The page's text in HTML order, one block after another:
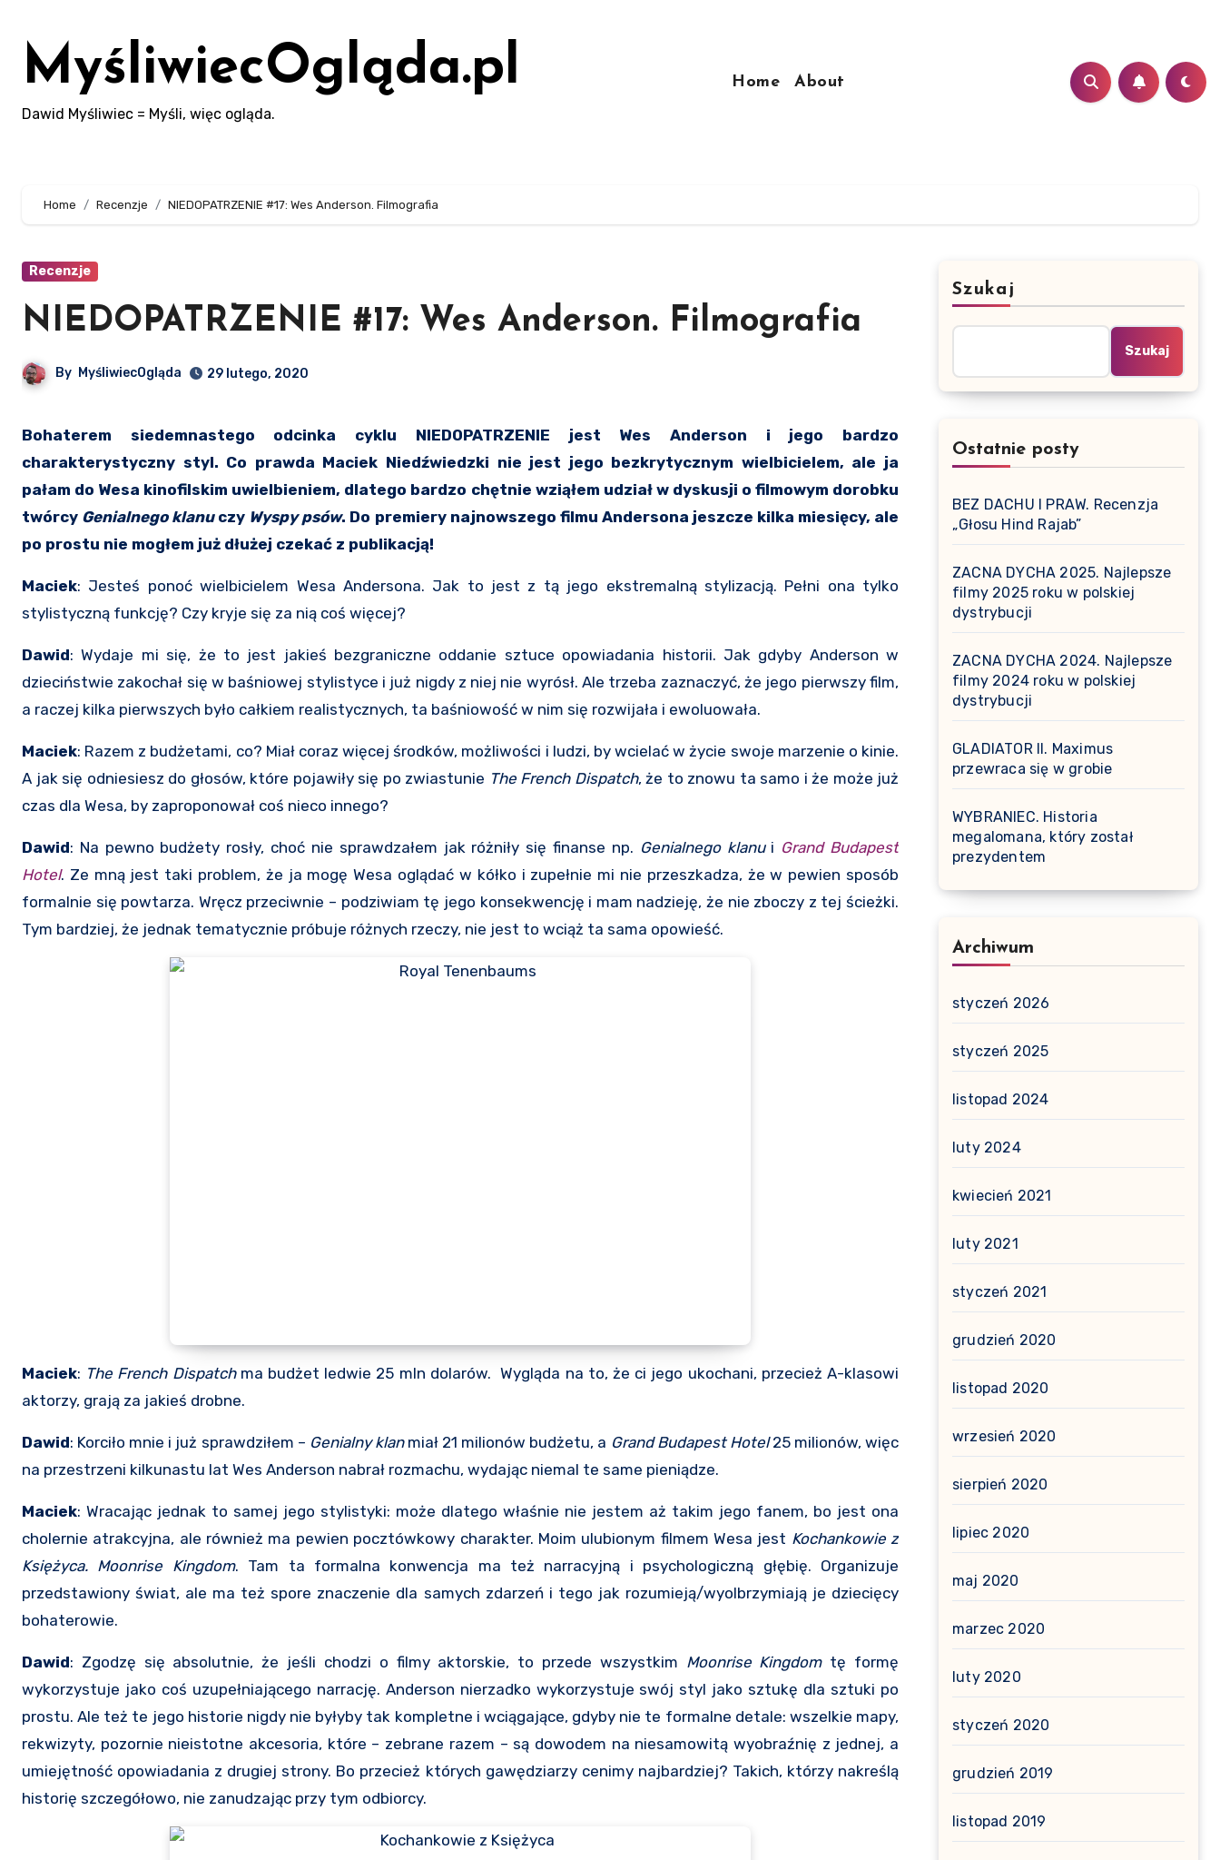
contentMyśliwiecOgląda.pl
Dawid Myśliwiec = Myśli, więc ogląda.
Home About
Home Recenzje NIEDOPATRZENIE #17: Wes Anderson. Filmografia
Recenzje
NIEDOPATRZENIE #17: Wes Anderson. Filmografia
By MyśliwiecOgląda 29 lutego, 2020
Bohaterem siedemnastego odcinka cyklu NIEDOPATRZENIE jest Wes Anderson i jego bardzo
charakterystyczny styl. Co prawda Maciek Niedźwiedzki nie jest jego bezkrytycznym wielbicielem, ale ja
pałam do Wesa kinofilskim uwielbieniem, dlatego bardzo chętnie wziąłem udział w dyskusji o filmowym dorobku
twórcy Genialnego klanuczy Wyspy psów. Do premiery najnowszego filmu Andersona jeszcze kilka miesięcy, ale
po prostu nie mogłem już dłużej czekać z publikacją!
Maciek: Jesteś ponoć wielbicielem Wesa Andersona. Jak to jest z tą jego ekstremalną stylizacją. Pełni ona tylko
stylistyczną funkcję? Czy kryje się za nią coś więcej?
Dawid: Wydaje mi się, że to jest jakieś bezgraniczne oddanie sztuce opowiadania historii. Jak gdyby Anderson w
dzieciństwie zakochał się w baśniowej stylistyce i już nigdy z niej nie wyrósł. Ale trzeba zaznaczyć, że jego pierwszy film,
a raczej kilka pierwszych było całkiem realistycznych, ta baśniowość w nim się rozwijała i ewoluowała.
Maciek: Razem z budżetami, co? Miał coraz więcej środków, możliwości i ludzi, by wcielać w życie swoje marzenie o kinie.
A jak się odniesiesz do głosów, które pojawiły się po zwiastunie The French Dispatch, że to znowu ta samo i że może już
czas dla Wesa, by zaproponował coś nieco innego?
Dawid: Na pewno budżety rosły, choć nie sprawdzałem jak różniły się finanse np. Genialnego klanui Grand Budapest
Hotel. Ze mną jest taki problem, że ja mogę Wesa oglądać w kółko i zupełnie mi nie przeszkadza, że w pewien sposób
formalnie się powtarza. Wręcz przeciwnie – podziwiam tę jego konsekwencję i mam nadzieję, że nie zboczy z tej ścieżki.
Tym bardziej, że jednak tematycznie próbuje różnych rzeczy, nie jest to wciąż ta sama opowieść.
Maciek: The French Dispatchma budżet ledwie 25 mln dolarów. Wygląda na to, że ci jego ukochani, przecież A-klasowi
aktorzy, grają za jakieś drobne.
Dawid: Korciło mnie i już sprawdziłem – Genialny klanmiał 21 milionów budżetu, a Grand Budapest Hotel25 milionów, więc
na przestrzeni kilkunastu lat Wes Anderson nabrał rozmachu, wydając niemal te same pieniądze.
Maciek: Wracając jednak to samej jego stylistyki: może dlatego właśnie nie jestem aż takim jego fanem, bo jest ona
cholernie atrakcyjna, ale również ma pewien pocztówkowy charakter. Moim ulubionym filmem Wesa jest Kochankowie z
Księżyca. Moonrise Kingdom. Tam ta formalna konwencja ma też narracyjną i psychologiczną głębię. Organizuje
przedstawiony świat, ale ma też spore znaczenie dla samych zdarzeń i tego jak rozumieją/wyolbrzymiają je dziecięcy
bohaterowie.
Dawid: Zgodzę się absolutnie, że jeśli chodzi o filmy aktorskie, to przede wszystkim Moonrise Kingdomtę formę
wykorzystuje jako coś uzupełniającego narrację. Anderson nierzadko wykorzystuje swój styl jako sztukę dla sztuki po
prostu. Ale też te jego historie nigdy nie byłyby tak kompletne i wciągające, gdyby nie te formalne detale: wszelkie mapy,
rekwizyty, pozornie nieistotne akcesoria, które – zebrane razem – są dowodem na niesamowitą wyobraźnię z jednej, a
umiejętność opowiadania z drugiej strony. Bo przecież których gawędziarzy cenimy najbardziej? Takich, którzy nakreślą
historię szczegółowo, nie zanudzając przy tym odbiorcy.
Szukaj
Szukaj
Ostatnie posty
BEZ DACHU I PRAW. Recenzja
„Głosu Hind Rajab”
ZACNA DYCHA 2025. Najlepsze
filmy 2025 roku w polskiej
dystrybucji
ZACNA DYCHA 2024. Najlepsze
filmy 2024 roku w polskiej
dystrybucji
GLADIATOR II. Maximus
przewraca się w grobie
WYBRANIEC. Historia
megalomana, który został
prezydentem
Archiwum
styczeń 2026
styczeń 2025
listopad 2024
luty 2024
kwiecień 2021
luty 2021
styczeń 2021
grudzień 2020
listopad 2020
wrzesień 2020
sierpień 2020
lipiec 2020
maj 2020
marzec 2020
luty 2020
styczeń 2020
grudzień 2019
listopad 2019